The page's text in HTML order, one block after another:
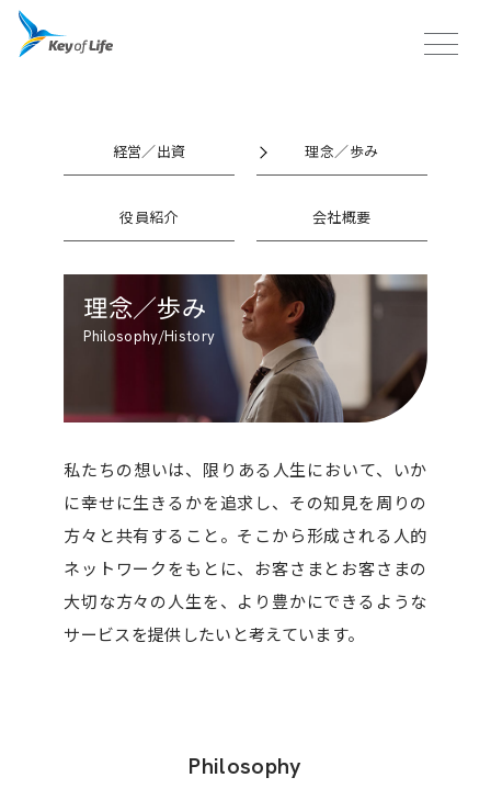
経営／出資 理念／歩み
役員紹介 会社概要
理念／歩み
Philosophy/History
私たちの想いは、限りある人生において、いか
に幸せに生きるかを追求し、その知見を周りの
方々と共有すること。そこから形成される人的
ネットワークをもとに、お客さまとお客さまの
大切な方々の人生を、より豊かにできるような
サービスを提供したいと考えています。
Philosophy